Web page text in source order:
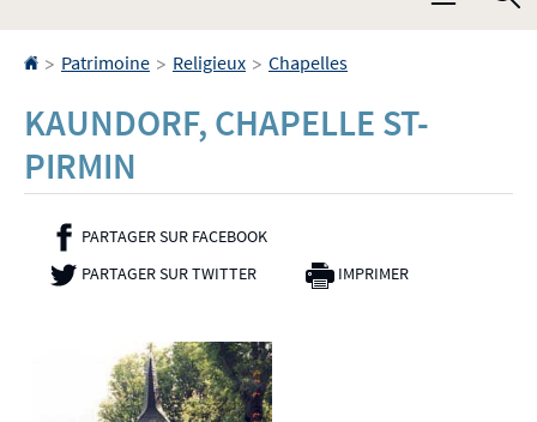
Accueil
> Patrimoine > Religieux > Chapelles
KAUNDORF, CHAPELLE ST-
PIRMIN
PARTAGER SUR FACEBOOK- NOUVELLE FENÊTRE
PARTAGER SUR TWITTER- NOUVELLE FENÊTRE
IMPRIMER